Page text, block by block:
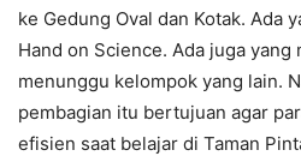
ke Gedung Oval dan Kotak. Ada
Hand on Science. Ada juga
menunggu kelompok yang lain.
pembagian itu bertujuan agar
efisien saat belajar di Taman